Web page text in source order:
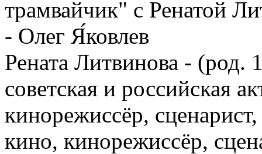
трамвайчик" с Ренатой
- Олег Я́ковлев
Рената Литвинова -
советская и российская
кинорежиссёр,
кино, кинорежиссёр,